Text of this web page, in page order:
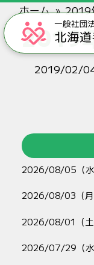
ホーム 2019
2019
2019/02/04
2026/08/05（水
2026/08/03（月
2026/08/01（土
2026/07/29（水